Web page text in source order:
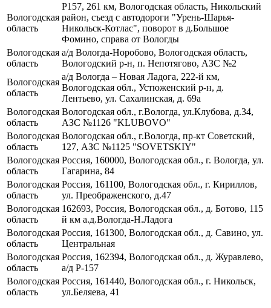
Вологодская
область
Р157, 261 км, Вологодская область, Никольский
район, съезд с автодороги "Урень-Шарья-
Никольск-Котлас", поворот в д.Большое
Фомино, справа от Вологды
Вологодская
область
а/д Вологда-Норобово, Вологодская область,
Вологодский р-н, п. Непотягово, АЗС №2
Вологодская
область
а/д Вологда – Новая Ладога, 222-й км,
Вологодская обл., Устюженский р-н, д.
Лентьево, ул. Сахалинская, д. 69а
Вологодская
область
Вологодская обл., г.Вологда, ул.Клубова, д.34,
АЗС №1126 "KLUBOVO"
Вологодская
область
Вологодская обл., г.Вологда, пр-кт Советский,
127, АЗС №1125 "SOVETSKIY"
Вологодская
область
Россия, 160000, Вологодская обл., г. Вологда, ул.
Гагарина, 84
Вологодская
область
Россия, 161100, Вологодская обл., г. Кириллов,
ул. Преображенского, д.47
Вологодская
область
162693, Россия, Вологодская обл., д. Ботово, 115
й км а.д.Вологда-Н.Ладога
Вологодская
область
Россия, 161300, Вологодская обл., д. Савино, ул.
Центральная
Вологодская
область
Россия, 162394, Вологодская обл., д. Журавлево,
а/д Р-157
Вологодская
область
Россия, 161440, Вологодская обл., г. Никольск,
ул.Беляева, 41